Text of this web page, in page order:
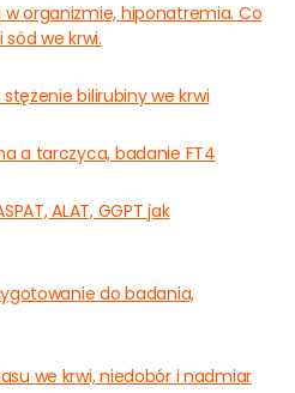
organizmie, hiponatremia. Co
we krwi.
bilirubiny we krwi
a tarczyca, badanie FT4
ALAT, GGPT jak
do badania,
we krwi, niedobór i nadmiar